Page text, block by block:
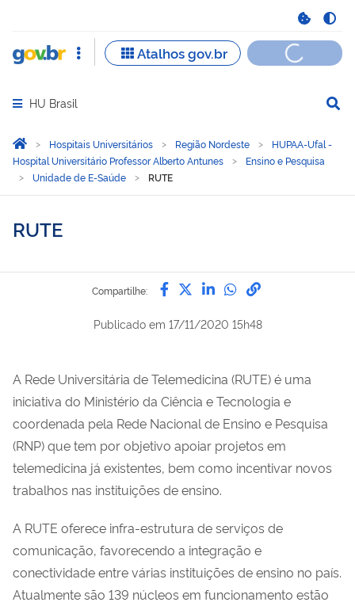
Abrir menu principal de navegação
HU Brasil
Você está aqui:
Página Inicial
Hospitais Universitários Região Nordeste
HUPAA-Ufal -
Hospital Universitário Professor Alberto Antunes
Ensino e Pesquisa
Unidade de E-Saúde
RUTE
RUTE
Compartilhe: Compartilhe por Facebook
Compartilhe por Twitter
Compartilhe por
Compartilhe
link para
Publicado em 17/11/2020 15h48
A Rede Universitária de Telemedicina (RUTE) é uma
iniciativa do Ministério da Ciência e Tecnologia e
coordenada pela Rede Nacional de Ensino e Pesquisa
(RNP) que tem por objetivo apoiar projetos em
telemedicina já existentes, bem como incentivar novos
trabalhos nas instituições de ensino.
A RUTE oferece infra-estrutura de serviços de
comunicação, favorecendo a integração e
conectividade entre várias instituições de ensino no país.
Atualmente são 139 núcleos em funcionamento estão